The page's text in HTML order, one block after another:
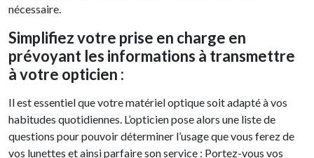
nécessaire.
Simplifiez votre prise en charge en
prévoyant les informations à transmettre
à votre opticien :
Il est essentiel que votre matériel optique soit adapté à vos
habitudes quotidiennes. L’opticien pose alors une liste de
questions pour pouvoir déterminer l’usage que vous ferez de
vos lunettes et ainsi parfaire son service : Portez-vous vos